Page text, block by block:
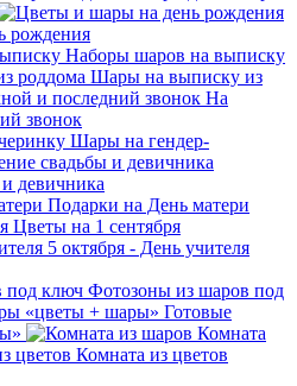
рождения
Наборы шаров на выписку
Шары на выписку из
На
звонок
Шары на гендер-
девичника
Подарки на День матери
Цветы на 1 сентября
5 октября - День учителя
Фотозоны из шаров под
Готовые
Комната
Комната из цветов